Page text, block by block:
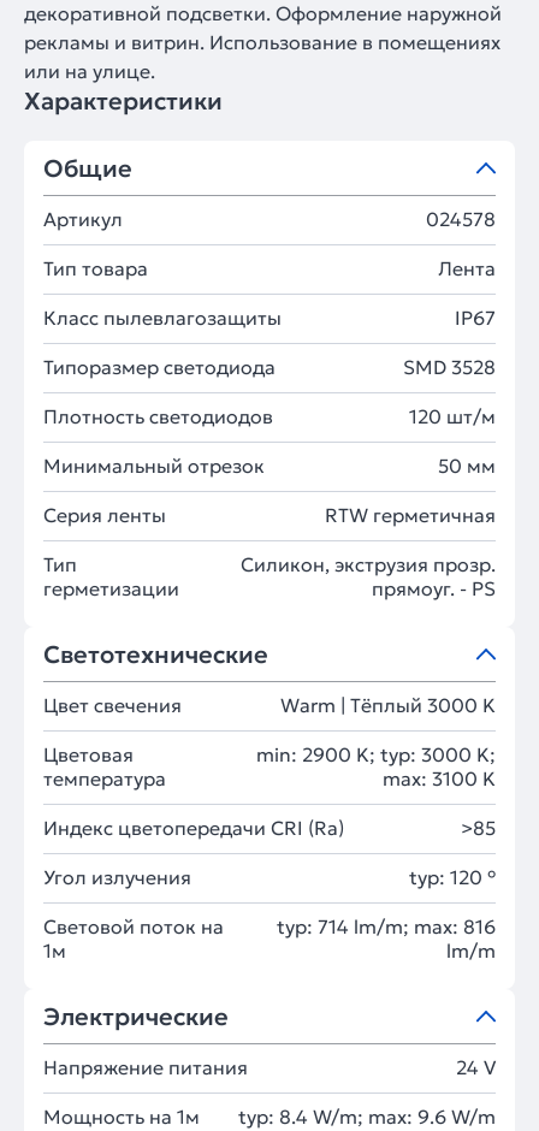
декоративной подсветки. Оформление наружной
рекламы и витрин. Использование в помещениях
или на улице.
Характеристики
Общие
Артикул 024578
Тип товара Лента
Класс пылевлагозащиты IP67
Типоразмер светодиода SMD 3528
Плотность светодиодов 120 шт/м
Минимальный отрезок 50 мм
Серия ленты RTW герметичная
Тип
герметизации
Силикон, экструзия прозр.
прямоуг. - PS
Светотехнические
Цвет свечения Warm | Тёплый 3000 K
Цветовая
температура
min: 2900 K; typ: 3000 K;
max: 3100 K
Индекс цветопередачи CRI (Ra) >85
Угол излучения typ: 120 °
Световой поток на
1м
typ: 714 lm/m; max: 816
lm/m
Электрические
Напряжение питания 24 V
Мощность на 1м typ: 8.4 W/m; max: 9.6 W/m